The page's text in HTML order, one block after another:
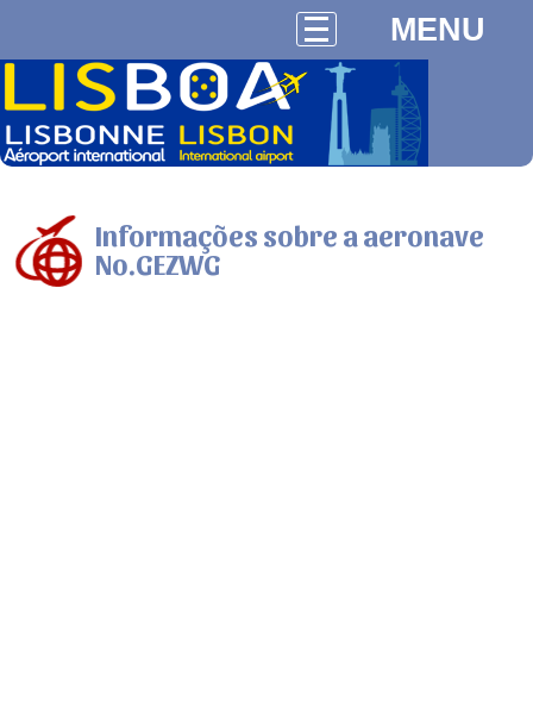
MENU
Informações sobre a aeronave
No.GEZWG